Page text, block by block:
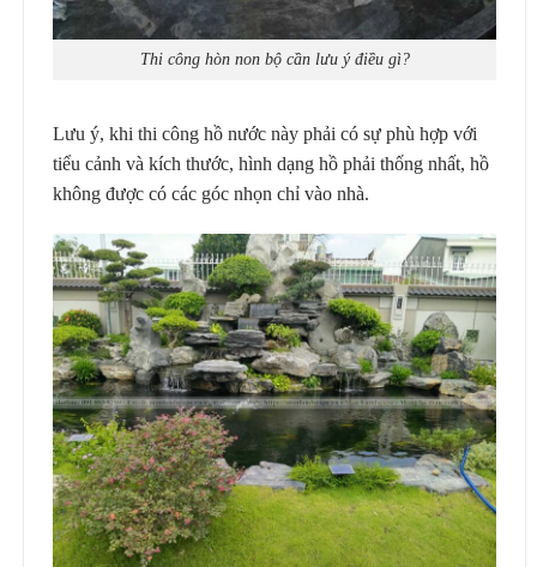
Thi công hòn non bộ cần lưu ý điều gì?
Lưu ý, khi thi công hồ nước này phải có sự phù hợp với
tiểu cảnh và kích thước, hình dạng hồ phải thống nhất, hồ
không được có các góc nhọn chỉ vào nhà.